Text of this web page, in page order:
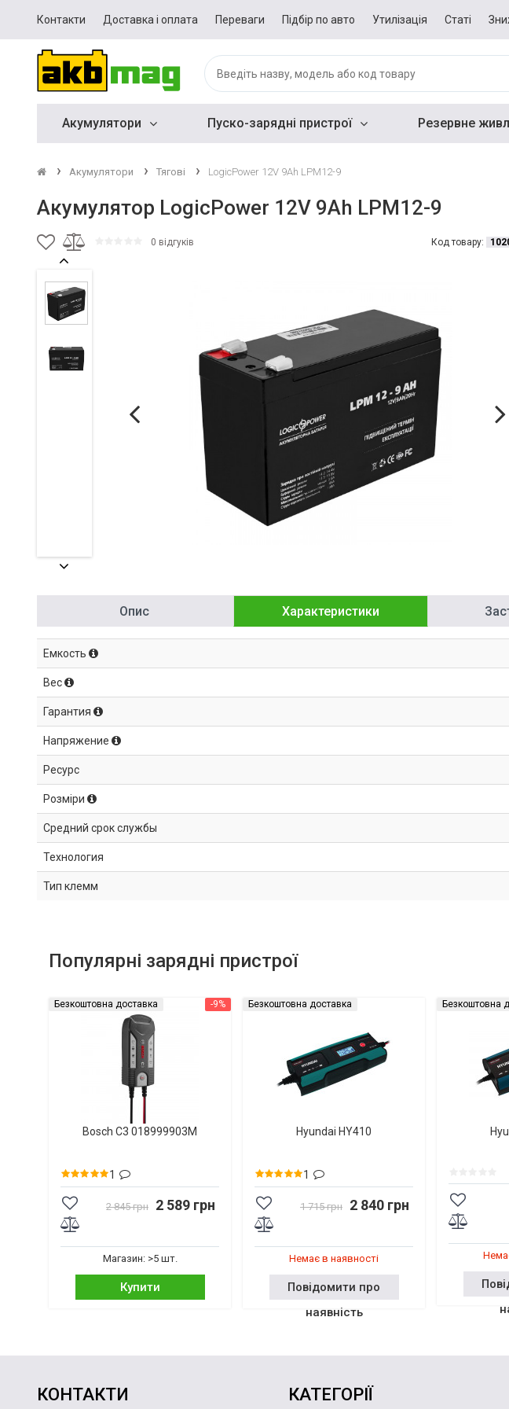
Контакти Доставка і оплата Переваги Підбір по авто Утилізація Статі
Акумулятори Пуско-зарядні пристрої Резервне
Акумулятори Тягові LogicPower 12V 9Ah LPM12-9
Акумулятор LogicPower 12V 9Ah LPM12-9
0 відгуків Код товару:
Опис Характеристики
Емкость
Вес
Гарантия
Напряжение
Ресурс
Розміри
Средний срок службы
Технология
Тип клемм
Популярні зарядні пристрої
-9%
Безкоштовна доставка
Bosch C3 018999903M
1
2 845 грн 2 589 грн
Магазин: >5 шт.
Купити
Безкоштовна доставка
Hyundai HY410
1
1 715 грн 2 840 грн
Немає в наявності
Повідомити про
наявність
Безкоштовна
КОНТАКТИ КАТЕГОРІЇ